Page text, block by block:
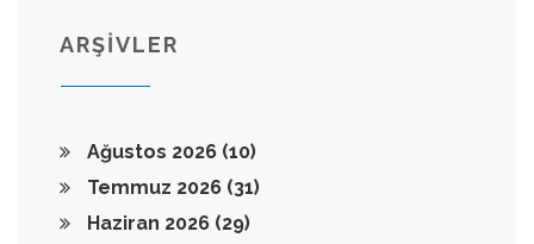
ARŞİVLER
Ağustos 2026 (10)
Temmuz 2026 (31)
Haziran 2026 (29)